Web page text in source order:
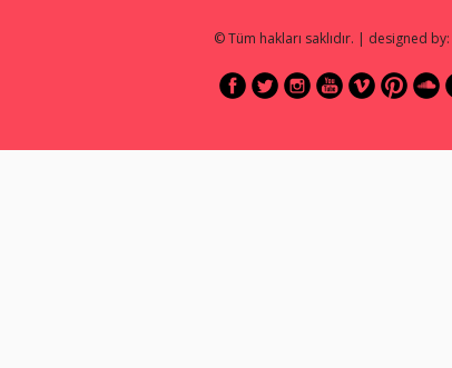
© Tüm hakları saklıdır. | designed by: